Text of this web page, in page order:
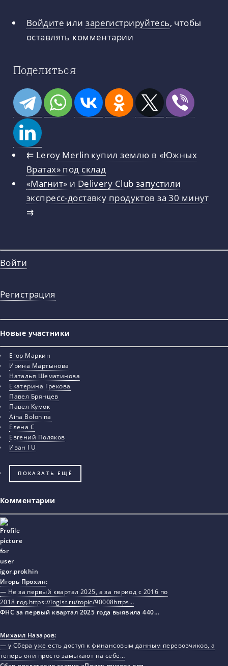
Войдите илизарегистрируйтесь, чтобы
оставлять комментарии
Поделиться
⇇ Leroy Merlin купил землю в «Южных
Вратах» под склад
«Магнит» и Delivery Club запустили
экспресс-доставку продуктов за 30 минут
⇉
Войти
Регистрация
Новые участники
Егор Маркин
Ирина Мартынова
Наталья Шематинова
Екатерина Грекова
Павел Брянцев
Павел Кумок
Aina Bolonina
Елена С
Евгений Поляков
Иван I U
ПОКАЗАТЬ ЕЩЁ
Комментарии
Игорь Прохин:
— Не за первый квартал 2025, а за период с 2016 по
2018 год.https://logist.ru/topic/90008https…
ФНС за первый квартал 2025 года выявила 440…
Михаил Назаров:
— у Сбера уже есть доступ к финансовым данным перевозчиков, а
теперь они просто замыкают на себе…